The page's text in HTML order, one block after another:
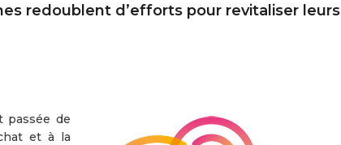
redoublent d’efforts pour revitaliser leurs
passée de
et à la